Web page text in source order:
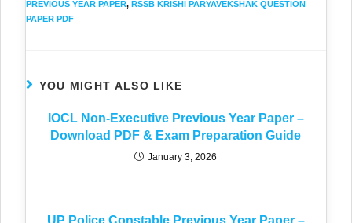
PREVIOUS YEAR PAPER, RSSB KRISHI PARYAVEKSHAK QUESTION
PAPER PDF
YOU MIGHT ALSO LIKE
IOCL Non-Executive Previous Year Paper –
Download PDF & Exam Preparation Guide
January 3, 2026
UP Police Constable Previous Year Paper –